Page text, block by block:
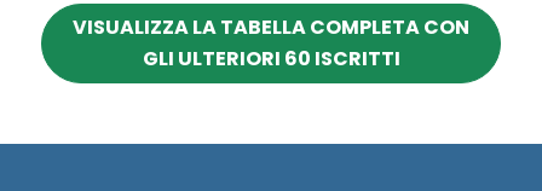
VISUALIZZA LA TABELLA COMPLETA CON
GLI ULTERIORI 60 ISCRITTI